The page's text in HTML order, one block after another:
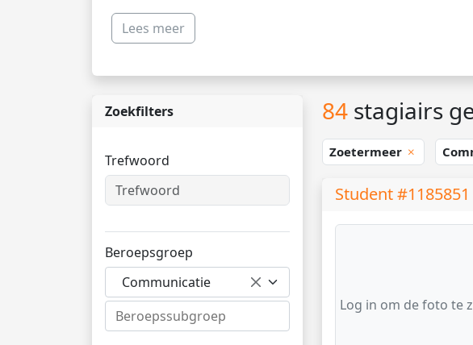
Lees meer
Zoekfilters
Trefwoord
Beroepsgroep
Communicatie
84 stagiairs
Zoetermeer
Student
Log in om de foto te